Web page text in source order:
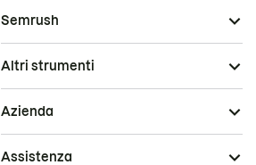
Semrush
Altri strumenti
Azienda
Assistenza